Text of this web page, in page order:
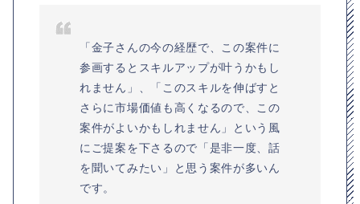
「金子さんの今の経歴で、この案件に
参画するとスキルアップが叶うかもし
れません」、「このスキルを伸ばすと
さらに市場価値も高くなるので、この
案件がよいかもしれません」という風
にご提案を下さるので「是非一度、話
を聞いてみたい」と思う案件が多いん
です。